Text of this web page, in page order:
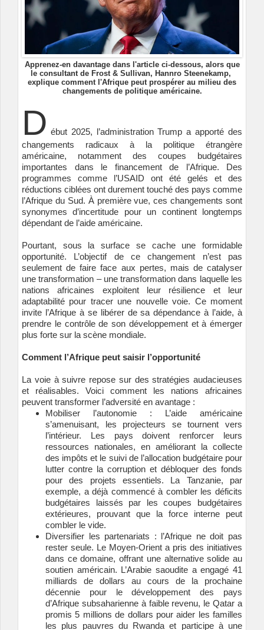
Apprenez-en davantage dans l'article ci-dessous, alors que
le consultant de Frost & Sullivan, Hannro Steenekamp, ​​
explique comment l'Afrique peut prospérer au milieu des
changements de politique américaine.
D ébut 2025, l’administration Trump a apporté des
changements radicaux à la politique étrangère
américaine, notamment des coupes budgétaires
importantes dans le financement de l’Afrique. Des
programmes comme l’USAID ont été gelés et des
réductions ciblées ont durement touché des pays comme
l’Afrique du Sud. À première vue, ces changements sont
synonymes d’incertitude pour un continent longtemps
dépendant de l’aide américaine.
Pourtant, sous la surface se cache une formidable
opportunité. L’objectif de ce changement n’est pas
seulement de faire face aux pertes, mais de catalyser
une transformation – une transformation dans laquelle les
nations africaines exploitent leur résilience et leur
adaptabilité pour tracer une nouvelle voie. Ce moment
invite l’Afrique à se libérer de sa dépendance à l’aide, à
prendre le contrôle de son développement et à émerger
plus forte sur la scène mondiale.
Comment l’Afrique peut saisir l’opportunité
La voie à suivre repose sur des stratégies audacieuses
et réalisables. Voici comment les nations africaines
peuvent transformer l’adversité en avantage :
Mobiliser l’autonomie : L’aide américaine
s’amenuisant, les projecteurs se tournent vers
l’intérieur. Les pays doivent renforcer leurs
ressources nationales, en améliorant la collecte
des impôts et le suivi de l’allocation budgétaire pour
lutter contre la corruption et débloquer des fonds
pour des projets essentiels. La Tanzanie, par
exemple, a déjà commencé à combler les déficits
budgétaires laissés par les coupes budgétaires
extérieures, prouvant que la force interne peut
combler le vide.
Diversifier les partenariats : l’Afrique ne doit pas
rester seule. Le Moyen-Orient a pris des initiatives
dans ce domaine, offrant une alternative solide au
soutien américain. L’Arabie saoudite a engagé 41
milliards de dollars au cours de la prochaine
décennie pour le développement des pays
d’Afrique subsaharienne à faible revenu, le Qatar a
promis 5 millions de dollars pour aider les familles
les plus pauvres du Rwanda et participe à une